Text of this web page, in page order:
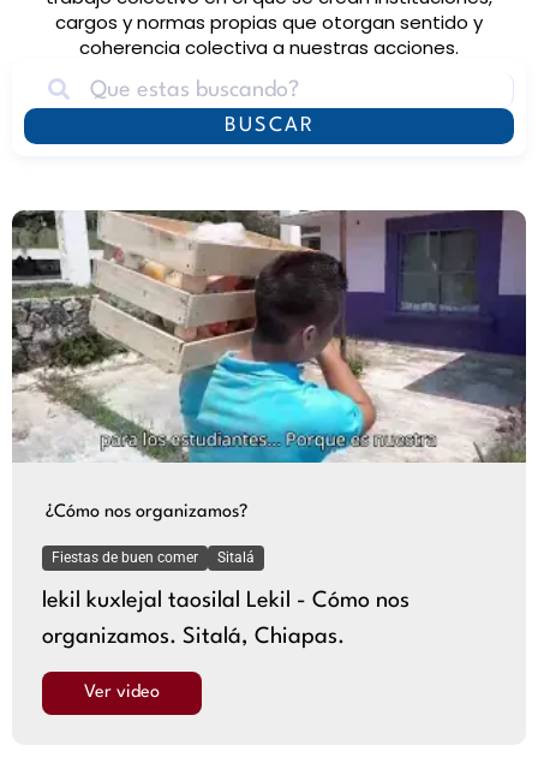
cargos y normas propias que otorgan sentido y
coherencia colectiva a nuestras acciones.​
BUSCAR
¿Cómo nos organizamos?
Fiestas de buen comer Sitalá
lekil kuxlejal taosilal Lekil - Cómo nos
organizamos. Sitalá, Chiapas.
Ver video